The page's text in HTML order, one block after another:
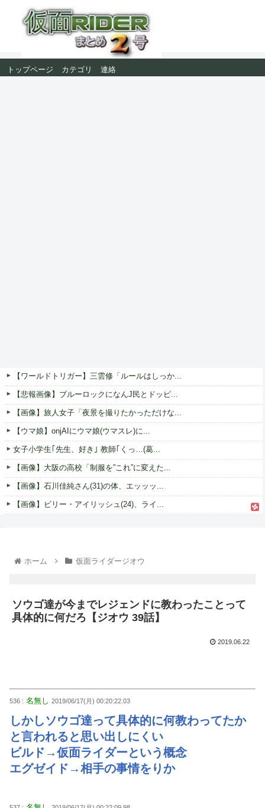
トップページ カテゴリ 連絡
【ワールドトリガー】三雲修「ルールはしっか...
【悲報画像】ブルーロックになんJ民とドッピ...
【画像】旅人女子「夜景を撮りたかっただけな...
【ウマ娘】onjAIにウマ娘(ウマスレ)に...
女子小学生｢先生、好き｣ 教師｢くっ…(葛...
【画像】大阪の高校「制服を”これ”に変えた...
【画像】石川佳純さん(31)の体、エッッッ...
【画像】ビリー・アイリッシュ(24)、ライ...
ホーム 仮面ライダージオウ
ソウゴ達が今までレジェンドに教わったことって
具体的に何だろ【ジオウ 39話】
2019.06.22
536 : 名無し 2019/06/17(月) 00:20:22.03
しかしソウゴ達って具体的に何教わってたか
と言われると思い出しにくい
ビルド→仮面ライダーという概念
エグゼイド→相手の事情をりか